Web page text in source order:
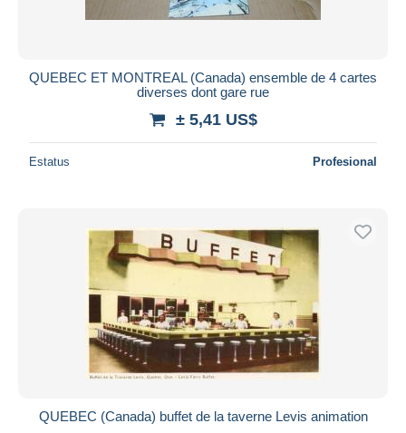
QUEBEC ET MONTREAL (Canada) ensemble de 4 cartes
diverses dont gare rue
± 5,41 US$
Estatus Profesional
QUEBEC (Canada) buffet de la taverne Levis animation